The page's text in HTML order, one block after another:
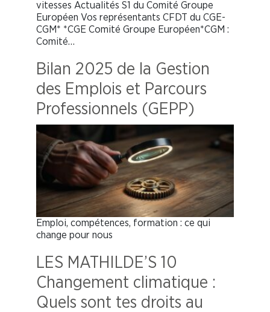
vitesses Actualités S1 du Comité Groupe
Européen Vos représentants CFDT du CGE-
CGM* *CGE Comité Groupe Européen*CGM :
Comité…
Bilan 2025 de la Gestion
des Emplois et Parcours
Professionnels (GEPP)
Emploi, compétences, formation : ce qui
change pour nous
LES MATHILDE’S 10
Changement climatique :
Quels sont tes droits au